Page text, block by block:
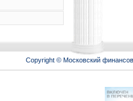
Copyright © Московский